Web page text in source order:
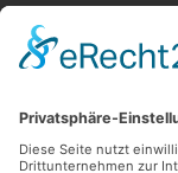
Informationen
Versandarten
Zahlungsarten